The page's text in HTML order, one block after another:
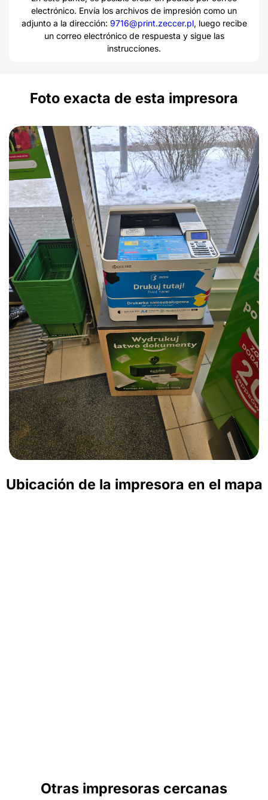
electrónico. Envía los archivos de impresión como un
adjunto a la dirección: 9716@print.zeccer.pl, luego recibe
un correo electrónico de respuesta y sigue las
instrucciones.
Foto exacta de esta impresora
Ubicación de la impresora en el mapa
Otras impresoras cercanas